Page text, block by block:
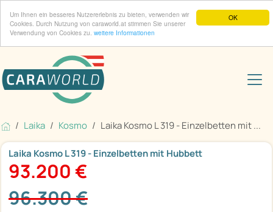
OK
Um Ihnen ein besseres Nutzererlebnis zu bieten, verwenden wir
Cookies. Durch Nutzung von caraworld.at stimmen Sie unserer
Verwendung von Cookies zu. weitere Informationen
Laika Kosmo Laika Kosmo L 319 - Einzelbetten mit ...
Laika Kosmo L 319 - Einzelbetten mit Hubbett
93.200 €
96.300 €